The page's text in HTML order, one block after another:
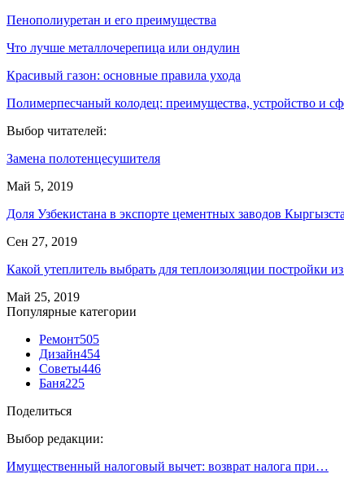
Пенополиуретан и его преимущества
Что лучше металлочерепица или ондулин
Красивый газон: основные правила ухода
Полимерпесчаный колодец: преимущества, устройство и
Выбор читателей:
Замена полотенцесушителя
Май 5, 2019
Доля Узбекистана в экспорте цементных заводов
Сен 27, 2019
Какой утеплитель выбрать для теплоизоляции постройки
Май 25, 2019
Популярные категории
Ремонт505
Дизайн454
Советы446
Баня225
Поделиться
Выбор редакции:
Имущественный налоговый вычет: возврат налога при…